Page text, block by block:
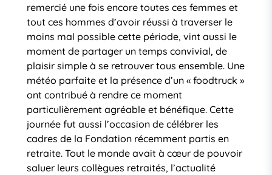
remercié une fois encore toutes ces femmes et
tout ces hommes d’avoir réussi à traverser le
moins mal possible cette période, vint aussi le
moment de partager un temps convivial, de
plaisir simple à se retrouver tous ensemble. Une
météo parfaite et la présence d’un « foodtruck »
ont contribué à rendre ce moment
particulièrement agréable et bénéfique. Cette
journée fut aussi l’occasion de célébrer les
cadres de la Fondation récemment partis en
retraite. Tout le monde avait à cœur de pouvoir
saluer leurs collègues retraités, l’actualité